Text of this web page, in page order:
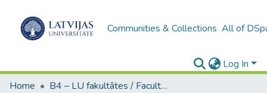
Communities & Collections All of
Log In
Home
B4 – LU fakultātes / Faculties of the UL